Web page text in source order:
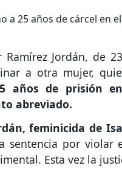
a 25 años de cárcel en
Ramírez Jordán, de
a otra mujer,
años de prisión
abreviado.
feminicida de
sentencia por
Esta vez la